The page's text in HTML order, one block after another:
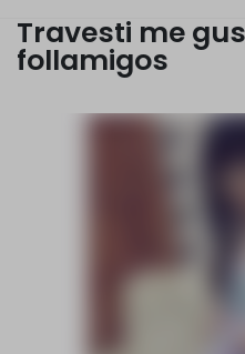
Travesti me
follamigos